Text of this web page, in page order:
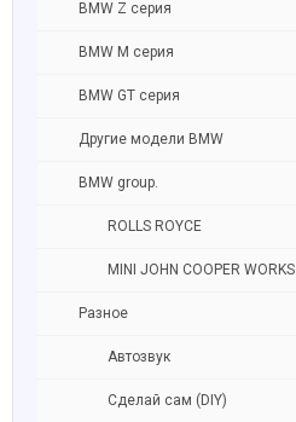
BMW Z серия
BMW M серия
BMW GT серия
Другие модели BMW
BMW group.
ROLLS ROYCE
MINI JOHN COOPER WORKS
Разное
Автозвук
Сделай сам (DIY)